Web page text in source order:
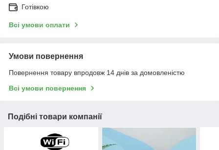
Готівкою
Всі умови оплати
Умови повернення
Повернення товару впродовж 14 днів за домовленістю
Всі умови повернення
Подібні товари компанії